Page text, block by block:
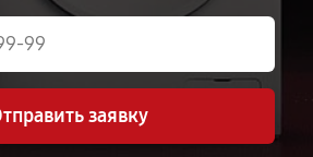
заявку